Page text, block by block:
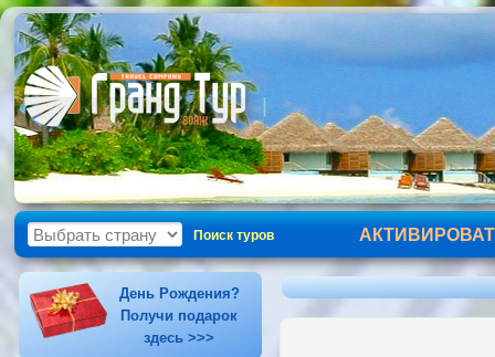
Поиск туров
День Рождения?
Получи подарок
здесь >>>